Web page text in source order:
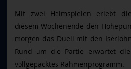
Mit zwei Heimspielen erlebt
diesem Wochenende den
morgen das Duell mit den
Rund um die Partie erwartet
vollgepacktes Rahmenprogramm.